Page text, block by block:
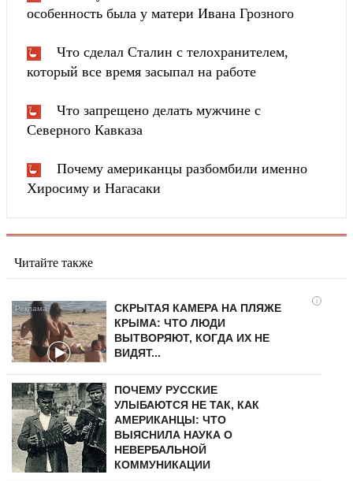
особенность была у матери Ивана Грозного
Что сделал Сталин с телохранителем,
который все время засыпал на работе
Что запрещено делать мужчине с
Северного Кавказа
Почему американцы разбомбили именно
Хиросиму и Нагасаки
Читайте также
i
СКРЫТАЯ КАМЕРА НА ПЛЯЖЕ
КРЫМА: ЧТО ЛЮДИ
ВЫТВОРЯЮТ, КОГДА ИХ НЕ
ВИДЯТ...
ПОЧЕМУ РУССКИЕ
УЛЫБАЮТСЯ НЕ ТАК, КАК
АМЕРИКАНЦЫ: ЧТО
ВЫЯСНИЛА НАУКА О
НЕВЕРБАЛЬНОЙ
КОММУНИКАЦИИ